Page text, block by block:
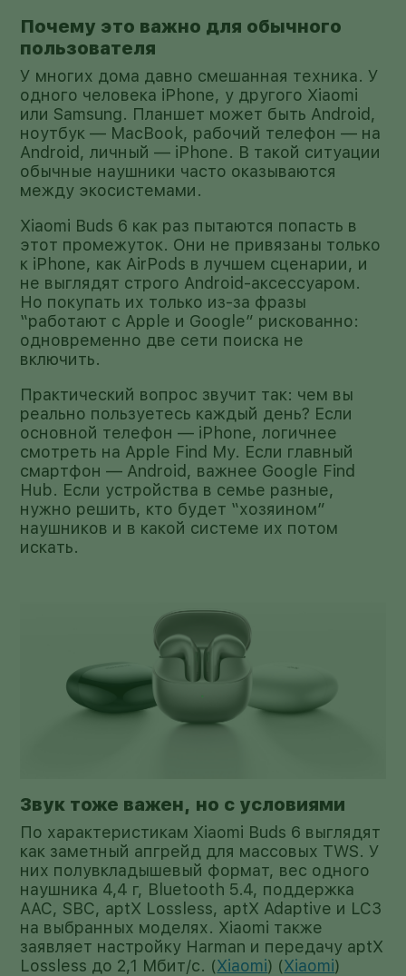
Почему это важно для обычного
пользователя
У многих дома давно смешанная техника. У
одного человека iPhone, у другого Xiaomi
или Samsung. Планшет может быть Android,
ноутбук — MacBook, рабочий телефон — на
Android, личный — iPhone. В такой ситуации
обычные наушники часто оказываются
между экосистемами.
Xiaomi Buds 6 как раз пытаются попасть в
этот промежуток. Они не привязаны только
к iPhone, как AirPods в лучшем сценарии, и
не выглядят строго Android-аксессуаром.
Но покупать их только из-за фразы
“работают с Apple и Google” рискованно:
одновременно две сети поиска не
включить.
Практический вопрос звучит так: чем вы
реально пользуетесь каждый день? Если
основной телефон — iPhone, логичнее
смотреть на Apple Find My. Если главный
смартфон — Android, важнее Google Find
Hub. Если устройства в семье разные,
нужно решить, кто будет “хозяином”
наушников и в какой системе их потом
искать.
Звук тоже важен, но с условиями
По характеристикам Xiaomi Buds 6 выглядят
как заметный апгрейд для массовых TWS. У
них полувкладышевый формат, вес одного
наушника 4,4 г, Bluetooth 5.4, поддержка
AAC, SBC, aptX Lossless, aptX Adaptive и LC3
на выбранных моделях. Xiaomi также
заявляет настройку Harman и передачу aptX
Lossless до 2,1 Мбит/с. (Xiaomi) (Xiaomi)